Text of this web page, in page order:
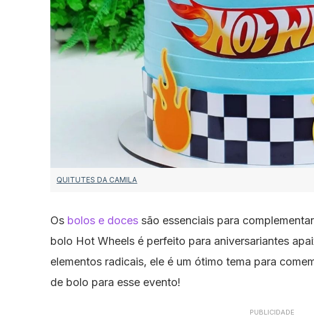
QUITUTES DA CAMILA
Os bolos e doces são essenciais para
bolo Hot Wheels é perfeito para aniversariantes
elementos radicais, ele é um ótimo tema para
de bolo para esse evento!
PUBLICIDADE